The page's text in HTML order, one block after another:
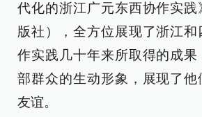
代化的浙江广元东西协作实践
版社），全方位展现了浙江
作实践几十年来所取得的成
部群众的生动形象，展现了
友谊。